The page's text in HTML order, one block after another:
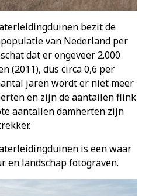
bezit de
van Nederland per
dat er ongeveer 2.000
(2011), dus circa 0,6 per
jaren wordt er niet meer
en zijn de aantallen flink
aantallen damherten zijn
is een waar
en landschap fotograven.